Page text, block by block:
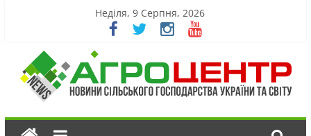
Неділя, 9 Серпня, 2026